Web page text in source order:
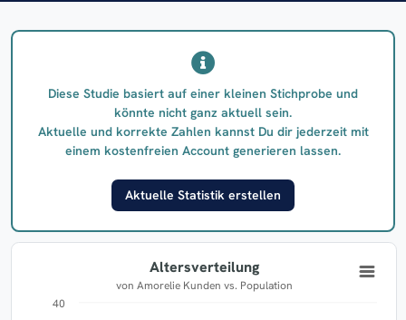
Diese Studie basiert auf einer kleinen Stichprobe und
könnte nicht ganz aktuell sein.
Aktuelle und korrekte Zahlen kannst Du dir jederzeit mit
einem kostenfreien Account generieren lassen.
Aktuelle Statistik erstellen
Altersverteilung
von Amorelie Kunden vs. Population
40